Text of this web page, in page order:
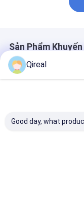
Sản Phẩm
Qireal
Good day, what